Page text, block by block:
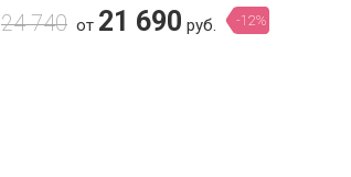
24 740 от 21 690 руб. -12%